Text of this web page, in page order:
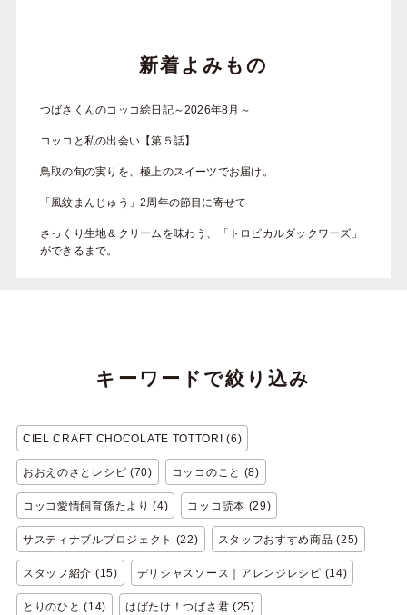
新着よみもの
つばさくんのコッコ絵日記～2026年8月～
コッコと私の出会い【第５話】
鳥取の旬の実りを、極上のスイーツでお届け。
「風紋まんじゅう」2周年の節目に寄せて
さっくり生地＆クリームを味わう、「トロピカルダックワーズ」
ができるまで。
キーワードで絞り込み
CIEL CRAFT CHOCOLATE TOTTORI (6)
おおえのさとレシピ (70) コッコのこと (8)
コッコ愛情飼育係たより (4) コッコ読本 (29)
サスティナブルプロジェクト (22) スタッフおすすめ商品 (25)
スタッフ紹介 (15) デリシャスソース｜アレンジレシピ (14)
とりのひと (14) はばたけ！つばさ君 (25)